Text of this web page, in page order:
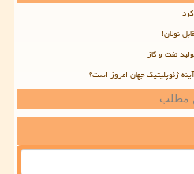
نولان!
نفت و گاز
ژئوپلیتیک جهان امروز است؟
مطلب